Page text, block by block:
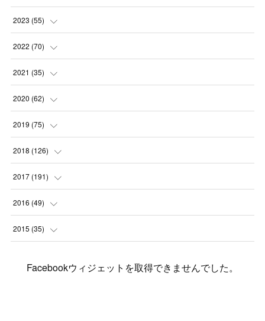
(1
(1
(2
(1
(1
(3
(2
(1)
(5)
(8)
2023 (55)
(2
(4
(3
(3
(8)
(6)
2022 (70)
(7
(11 )
(8
(1)
(3)
2021 (35)
(5
(7
(5)
(3)
(3)
2020 (62)
(6
(9)
(7)
(4
(6)
2019 (75)
(1)
(2)
(6
(7
(15)
2018 (126)
(6)
(12 )
(7
2017 (191)
(12 )
(11 )
2016 (49)
(2
2015 (35)
Facebookウィジェットを取得できませんでした。